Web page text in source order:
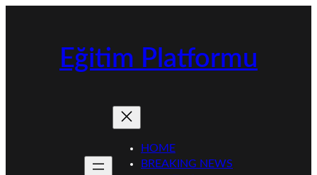
Eğitim Platformu
HOME
BREAKING NEWS